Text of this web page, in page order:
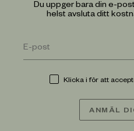
Du uppger bara din e-
helst avsluta ditt
Klicka i för att
ANMÄL